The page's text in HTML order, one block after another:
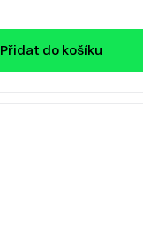
Přidat do košíku